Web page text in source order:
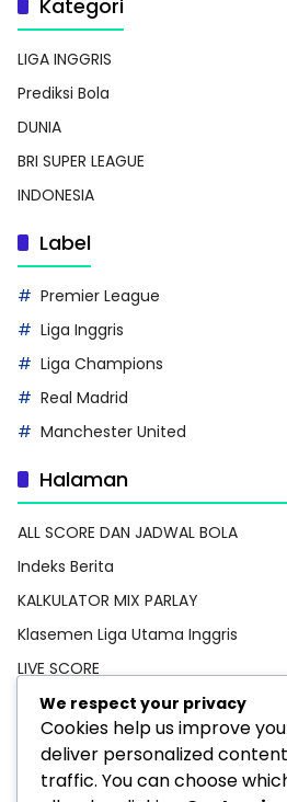
Kategori
LIGA INGGRIS
Prediksi Bola
DUNIA
BRI SUPER LEAGUE
INDONESIA
Label
Premier League
Liga Inggris
Liga Champions
Real Madrid
Manchester United
Halaman
ALL SCORE DAN JADWAL BOLA
Indeks Berita
KALKULATOR MIX PARLAY
Klasemen Liga Utama Inggris
LIVE SCORE
Pedoman Media Siber
PREDIKSI BOLA
Privacy Policy
We respect your privacy
Cookies help us improve
deliver personalized
traffic. You can choose